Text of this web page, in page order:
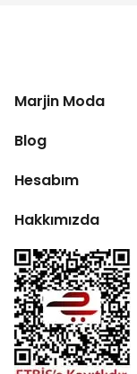
Marjin Moda
Blog
Hesabım
Hakkımızda